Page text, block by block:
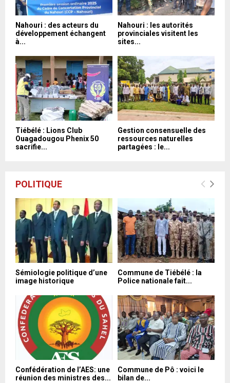
Nahouri : des acteurs du
développement échangent
à...
Nahouri : les autorités
provinciales visitent les
sites...
Tiébélé : Lions Club
Ouagadougou Phenix 50
sacrifie...
Gestion consensuelle des
ressources naturelles
partagées : le...
POLITIQUE
Sémiologie politique d’une
image historique
Commune de Tiébélé : la
Police nationale fait...
Confédération de l’AES: une
réunion des ministres des...
Commune de Pô : voici le
bilan de...